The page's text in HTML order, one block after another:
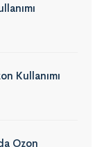
Kullanımı
Ozon